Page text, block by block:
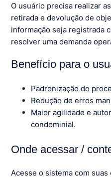
O usuário precisa realizar
retirada e devolução de
informação seja registrada
resolver uma demanda
Benefício para o
Padronização do
Redução de erros
Maior agilidade e
condominial.
Onde acessar /
Acesse o sistema com